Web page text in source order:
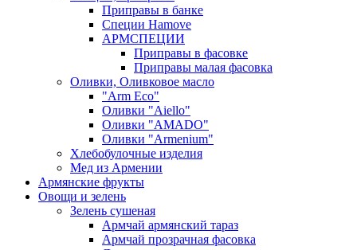
Приправы в банке
Специи Hamove
АРМСПЕЦИИ
Приправы в фасовке
Приправы малая фасовка
Оливки, Оливковое масло
"Arm Eco"
Оливки "Aiello"
Оливки "AMADO"
Оливки "Armenium"
Хлебобулочные изделия
Мед из Армении
Армянские фрукты
Овощи и зелень
Зелень сушеная
Армчай армянский тараз
Армчай прозрачная фасовка